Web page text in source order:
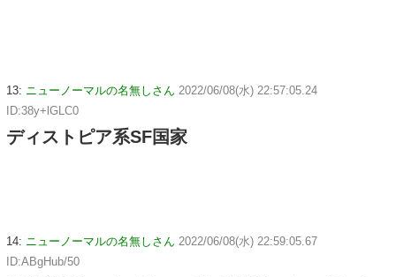
13: ニューノーマルの名無しさん 2022/06/08(水) 22:57:05.24
ID:38y+lGLC0
ディストピア系SF国家
14: ニューノーマルの名無しさん 2022/06/08(水) 22:59:05.67
ID:ABgHub/50